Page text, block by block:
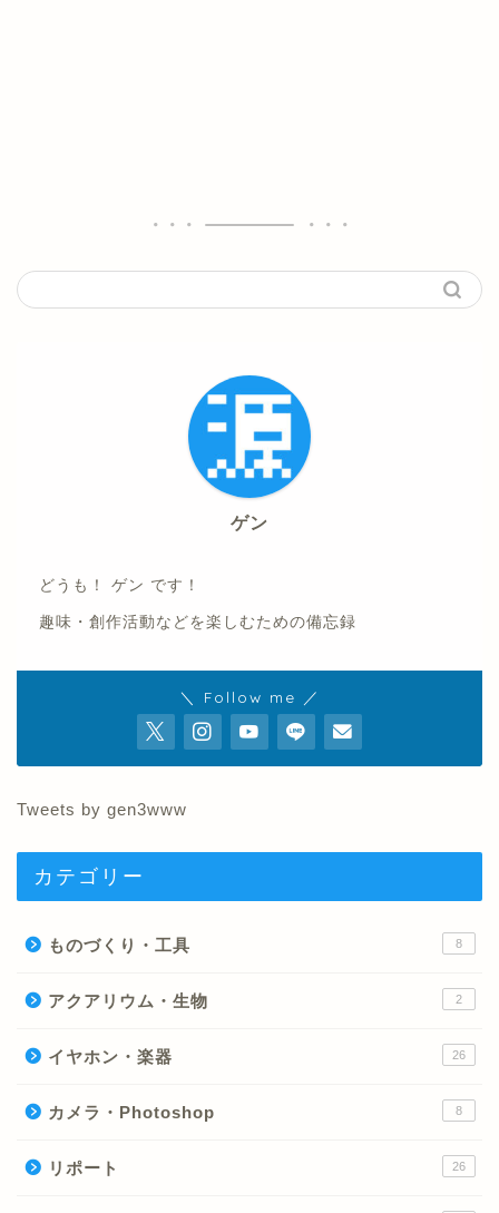
ゲン
どうも！ ゲン です！
趣味・創作活動などを楽しむための備忘録
＼ Follow me ／
Tweets by gen3www
カテゴリー
ものづくり・工具 8
アクアリウム・生物 2
イヤホン・楽器 26
カメラ・Photoshop 8
リポート 26